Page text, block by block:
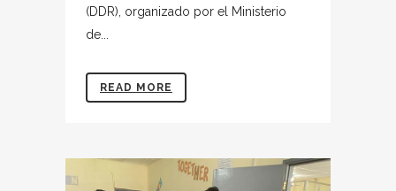
(DDR), organizado por el Ministerio
de...
READ MORE